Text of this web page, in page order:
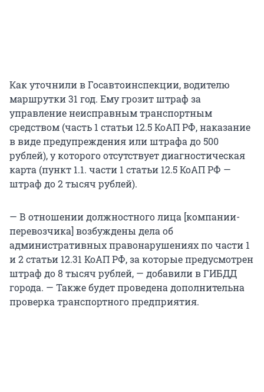
Как уточнили в Госавтоинспекции, водителю
маршрутки 31 год. Ему грозит штраф за
управление неисправным транспортным
средством (часть 1 статьи 12.5 КоАП РФ, наказание
в виде предупреждения или штрафа до 500
рублей), у которого отсутствует диагностическая
карта (пункт 1.1. части 1 статьи 12.5 КоАП РФ —
штраф до 2 тысяч рублей).
— В отношении должностного лица [компании-
перевозчика] возбуждены дела об
административных правонарушениях по части 1
и 2 статьи 12.31 КоАП РФ, за которые предусмотрен
штраф до 8 тысяч рублей, — добавили в ГИБДД
города. — Также будет проведена дополнительна
проверка транспортного предприятия.